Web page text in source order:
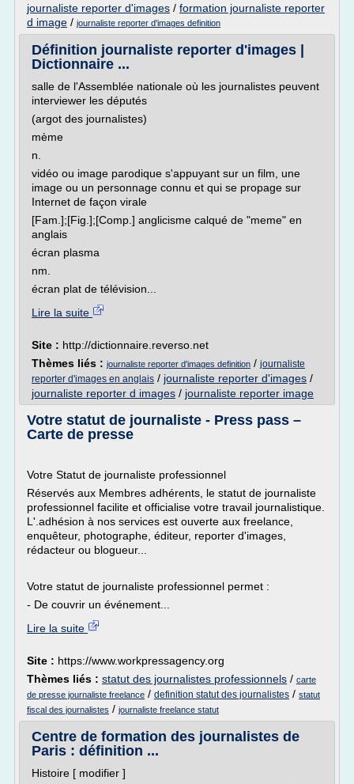
journaliste reporter d'images / formation journaliste reporter
d image / journaliste reporter d'images definition
Définition journaliste reporter d'images |
Dictionnaire ...
salle de l'Assemblée nationale où les journalistes peuvent
interviewer les députés
(argot des journalistes)
mème
n.
vidéo ou image parodique s'appuyant sur un film, une
image ou un personnage connu et qui se propage sur
Internet de façon virale
[Fam.];[Fig.];[Comp.] anglicisme calqué de "meme" en
anglais
écran plasma
nm.
écran plat de télévision...
Lire la suite
Site : http://dictionnaire.reverso.net
Thèmes liés : journaliste reporter d'images definition / journaliste
reporter d'images en anglais / journaliste reporter d'images /
journaliste reporter d images / journaliste reporter image
Votre statut de journaliste - Press pass –
Carte de presse
Votre Statut de journaliste professionnel
Réservés aux Membres adhérents, le statut de journaliste
professionnel facilite et officialise votre travail journalistique.
L'.adhésion à nos services est ouverte aux freelance,
enquêteur, photographe, éditeur, reporter d'images,
rédacteur ou blogueur...
Votre statut de journaliste professionnel permet :
- De couvrir un événement...
Lire la suite
Site : https://www.workpressagency.org
Thèmes liés : statut des journalistes professionnels / carte
de presse journaliste freelance / definition statut des journalistes / statut
fiscal des journalistes / journaliste freelance statut
Centre de formation des journalistes de
Paris : définition ...
Histoire [ modifier ]